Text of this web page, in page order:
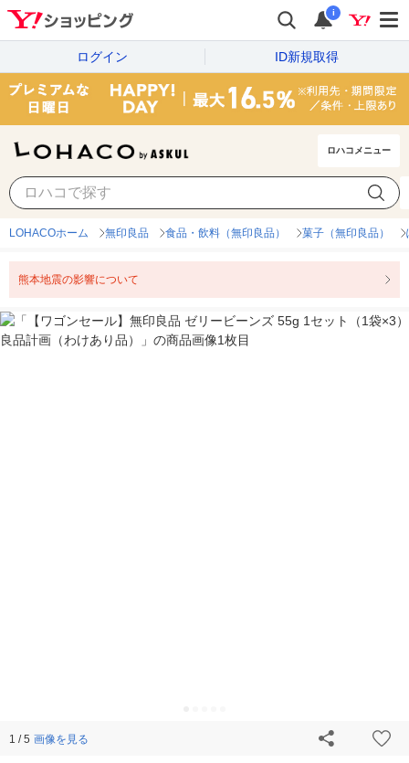
i
ログイン ID新規取得
ロハコメニュー
LOHACOホーム 無印良品 食品・飲料（無印良品） 菓子（無印良品）
熊本地震の影響について
1 / 5 画像を見る